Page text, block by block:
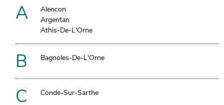
A
Alencon
Argentan
Athis-De-L'Orne
B Bagnoles-De-L'Orne
C Conde-Sur-Sarthe